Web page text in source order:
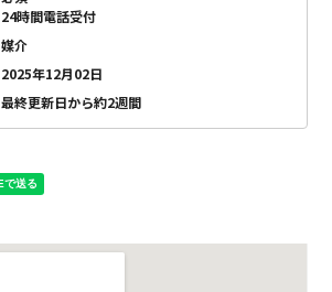
24時間電話受付
媒介
2025年12月02日
最終更新日から約2週間